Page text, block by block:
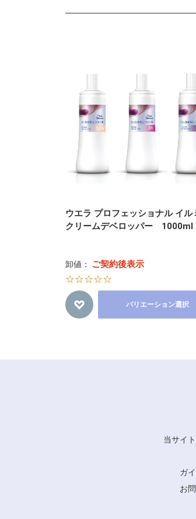
ウエラ プロフェッショナル イル
クリームデベロッパー 1000ml
卸値： ご契約後表示
☆☆☆☆☆
バリエーション選択
当サイ
ガ
お